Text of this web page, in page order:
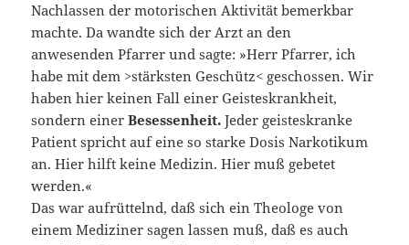
Nachlassen der motorischen Aktivität bemerkbar
machte. Da wandte sich der Arzt an den
anwesenden Pfarrer und sagte: »Herr Pfarrer, ich
habe mit dem >stärksten Geschütz< geschossen. Wir
haben hier keinen Fall einer Geisteskrankheit,
sondern einerBesessenheit. Jeder geisteskranke
Patient spricht auf eine so starke Dosis Narkotikum
an. Hier hilft keine Medizin. Hier muß gebetet
werden.«
Das war aufrüttelnd, daß sich ein Theologe von
einem Mediziner sagen lassen muß, daß es auch